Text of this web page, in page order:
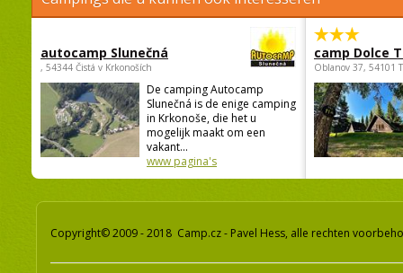
autocamp Slunečná
, 54344 Čistá v Krkonoších
De camping Autocamp
Slunečná is de enige camping
in Krkonoše, die het u
mogelijk maakt om een
vakant...
www pagina's
camp Dolce
Oblanov 37, 54101
Copyright© 2009 - 2018 Camp.cz - Pavel Hess, alle rechten